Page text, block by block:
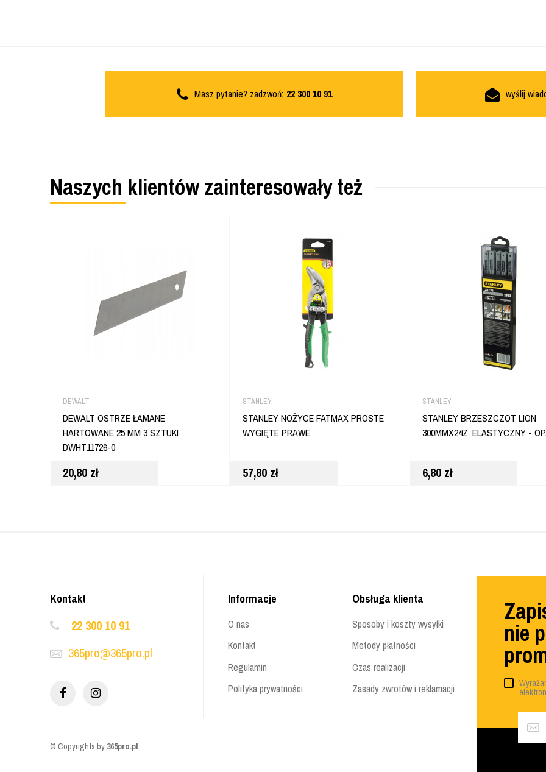
Masz pytanie? zadzwoń: 22 300 10 91 wyślij
Naszych klientów zainteresowały też
DEWALT
DEWALT OSTRZE ŁAMANE
HARTOWANE 25 MM 3 SZTUKI
DWHT11726-0
20,80 zł
STANLEY
STANLEY NOŻYCE FATMAX PROSTE
WYGIĘTE PRAWE
57,80 zł
STANLEY
STANLEY BRZESZCZOT LION
300MMX24Z, ELASTYCZNY -
6,80 zł
nie
Informacje
O nas
Kontakt
Regulamin
Polityka prywatności
Obsługa klienta
Sposoby i koszty wysyłki
Metody płatności
Czas realizacji
Zasady zwrotów i reklamacji
Kontakt
22 300 10 91
365pro@365pro.pl
© Copyrights by 365pro.pl